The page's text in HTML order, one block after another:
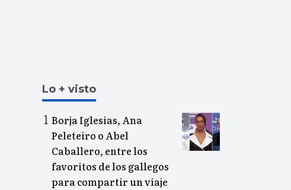
Lo + visto
Borja Iglesias, Ana
Peleteiro o Abel
Caballero, entre los
favoritos de los gallegos
para compartir un viaje